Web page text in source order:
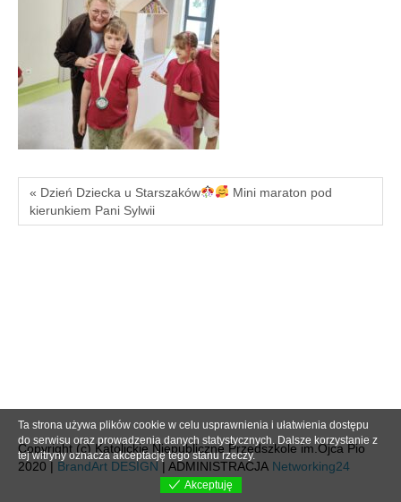
« Dzień Dziecka u Starszaków
Mini maraton pod
kierunkiem Pani Sylwii
Copyright (c) Katolickie Niepubliczne Przedszkole im.Ojca Pio
2020 | BrandArt DESIGN | ADMINISTRACJA Networking24
Ta strona używa plików cookie w celu usprawnienia i ułatwienia dostępu
do serwisu oraz prowadzenia danych statystycznych. Dalsze korzystanie z
tej witryny oznacza akceptację tego stanu rzeczy.
Akceptuję